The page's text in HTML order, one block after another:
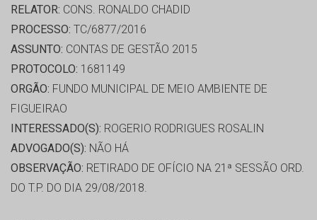
RELATOR: CONS. RONALDO CHADID
PROCESSO: TC/6877/2016
ASSUNTO: CONTAS DE GESTÃO 2015
PROTOCOLO: 1681149
ORGÃO: FUNDO MUNICIPAL DE MEIO AMBIENTE DE
FIGUEIRAO
INTERESSADO(S): ROGERIO RODRIGUES ROSALIN
ADVOGADO(S): NÃO HÁ
OBSERVAÇÃO: RETIRADO DE OFÍCIO NA 21ª SESSÃO ORD.
DO T.P. DO DIA 29/08/2018.